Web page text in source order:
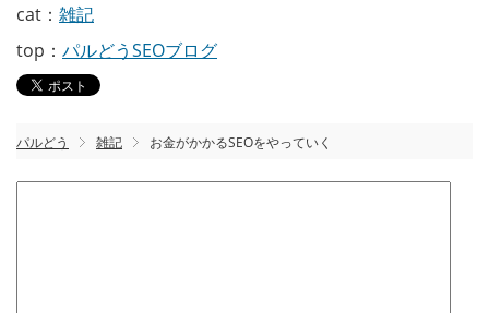
cat： 雑記
top： パルどうSEOブログ
パルどう 雑記 お金がかかるSEOをやっていく